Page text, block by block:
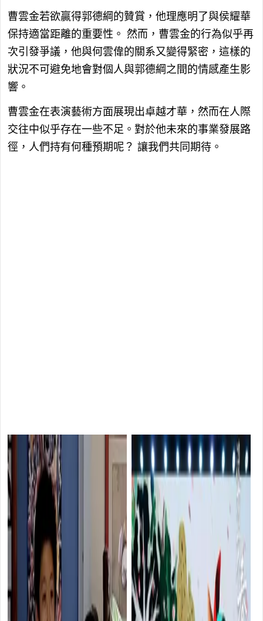
曹雲金若欲贏得郭德綱的贊賞，他理應明了與侯耀華
保持適當距離的重要性。 然而，曹雲金的行為似乎再
次引發爭議，他與何雲偉的關系又變得緊密，這樣的
狀況不可避免地會對個人與郭德綱之間的情感產生影
響。
曹雲金在表演藝術方面展現出卓越才華，然而在人際
交往中似乎存在一些不足。對於他未來的事業發展路
徑，人們持有何種預期呢？ 讓我們共同期待。